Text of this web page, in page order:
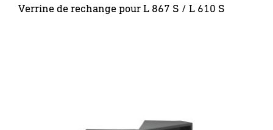
Verrine de rechange pour L 867 S / L 610 S